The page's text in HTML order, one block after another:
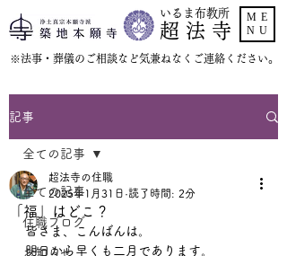
いるま布教所
超 法 寺
​※法事・葬儀のご相談など気兼ねなくご連絡ください。
ME
NU
記事
全ての記事
住職ブログ
お知らせ
全ての記事
「福」はどこ？
超法寺の住職
2025年1月31日 読了時間: 2分
皆さま、こんばんは。
明日から早くも二月であります。